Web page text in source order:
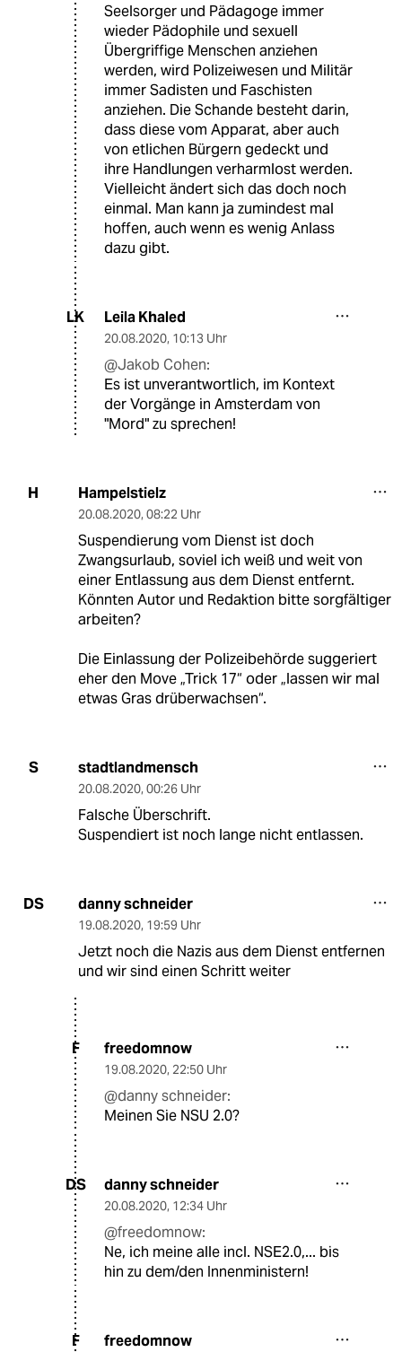
Seelsorger und Pädagoge immer
wieder Pädophile und sexuell
Übergriffige Menschen anziehen
werden, wird Polizeiwesen und Militär
immer Sadisten und Faschisten
anziehen. Die Schande besteht darin,
dass diese vom Apparat, aber auch
von etlichen Bürgern gedeckt und
ihre Handlungen verharmlost werden.
Vielleicht ändert sich das doch noch
einmal. Man kann ja zumindest mal
hoffen, auch wenn es wenig Anlass
dazu gibt.
LK Leila Khaled
20.08.2020, 10:13 Uhr
@Jakob Cohen:
Es ist unverantwortlich, im Kontext
der Vorgänge in Amsterdam von
"Mord" zu sprechen!
H Hampelstielz
20.08.2020, 08:22 Uhr
Suspendierung vom Dienst ist doch
Zwangsurlaub, soviel ich weiß und weit von
einer Entlassung aus dem Dienst entfernt.
Könnten Autor und Redaktion bitte sorgfältiger
arbeiten?
Die Einlassung der Polizeibehörde suggeriert
eher den Move „Trick 17“ oder „lassen wir mal
etwas Gras drüberwachsen“.
S stadtlandmensch
20.08.2020, 00:26 Uhr
Falsche Überschrift.
Suspendiert ist noch lange nicht entlassen.
DS danny schneider
19.08.2020, 19:59 Uhr
Jetzt noch die Nazis aus dem Dienst entfernen
und wir sind einen Schritt weiter
F freedomnow
19.08.2020, 22:50 Uhr
@danny schneider:
Meinen Sie NSU 2.0?
DS danny schneider
20.08.2020, 12:34 Uhr
@freedomnow:
Ne, ich meine alle incl. NSE2.0,... bis
hin zu dem/den Innenministern!
F freedomnow